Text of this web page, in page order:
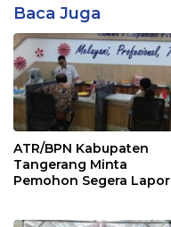
Baca Juga
ATR/BPN Kabupaten
Tangerang Minta
Pemohon Segera Lapor